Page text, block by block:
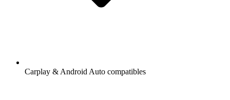
Carplay & Android Auto compatibles